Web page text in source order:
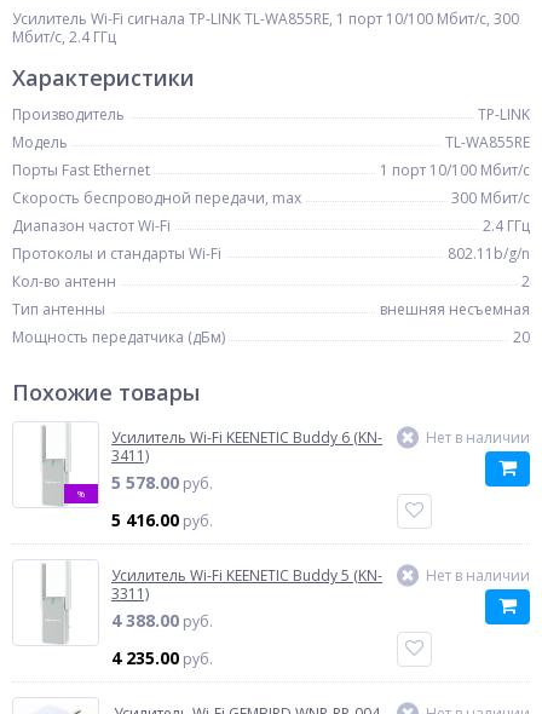
Усилитель Wi-Fi сигнала TP-LINK TL-WA855RE, 1 порт 10/100 Мбит/с, 300
Мбит/с, 2.4 ГГц
Характеристики
Производитель
TP-LINK
Модель
TL-WA855RE
Порты Fast Ethernet
1 порт 10/100 Мбит/с
Скорость беспроводной передачи, max
300 Мбит/с
Диапазон частот Wi-Fi
2.4 ГГц
Протоколы и стандарты Wi-Fi
802.11b/g/n
Кол-во антенн
2
Тип антенны
внешняя несъемная
Мощность передатчика (дБм)
20
Похожие товары
%
Усилитель Wi-Fi KEENETIC Buddy 6 (KN-
3411)
5 578.00 руб.
5 416.00 руб.
Нет в наличии
Усилитель Wi-Fi KEENETIC Buddy 5 (KN-
3311)
4 388.00 руб.
4 235.00 руб.
Нет в наличии